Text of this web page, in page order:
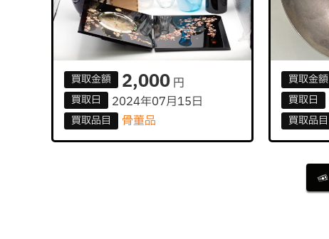
買取金額 2,000 円
買取日 2024年07月15日
買取品目 骨董品
買取金額
買取日
買取品目